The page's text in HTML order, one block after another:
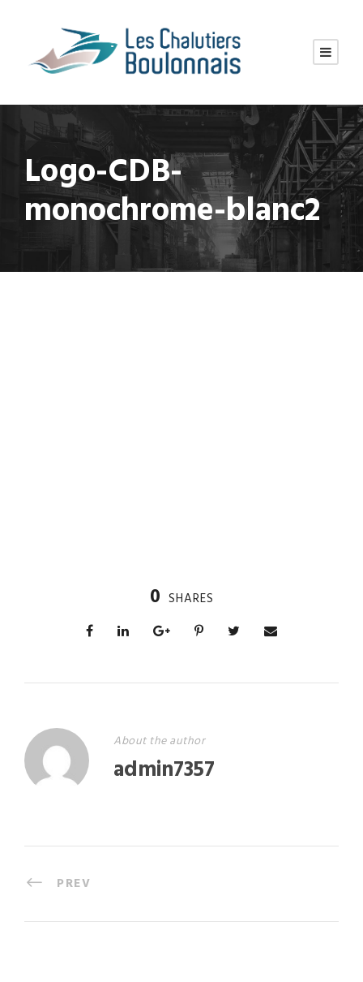
Logo-CDB-
monochrome-blanc2
0 SHARES
About the author
admin7357
PREV